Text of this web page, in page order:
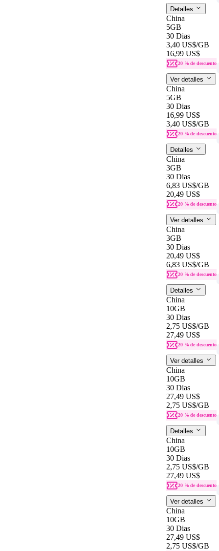
Detalles
China
5GB
30 Dias
3,40 US$/GB
16,99 US$
20 % de descuento
Ver detalles
China
5GB
30 Dias
16,99 US$
3,40 US$/GB
20 % de descuento
Detalles
China
3GB
30 Dias
6,83 US$/GB
20,49 US$
20 % de descuento
Ver detalles
China
3GB
30 Dias
20,49 US$
6,83 US$/GB
20 % de descuento
Detalles
China
10GB
30 Dias
2,75 US$/GB
27,49 US$
20 % de descuento
Ver detalles
China
10GB
30 Dias
27,49 US$
2,75 US$/GB
20 % de descuento
Detalles
China
10GB
30 Dias
2,75 US$/GB
27,49 US$
20 % de descuento
Ver detalles
China
10GB
30 Dias
27,49 US$
2,75 US$/GB